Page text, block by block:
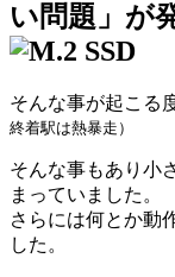
い問題 」が
そんな事が起こる
終着駅は熱暴走）
そんな事もあり小
まっていました。
さらには何とか動
した。